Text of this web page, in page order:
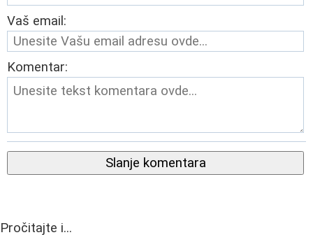
Vaš email:
Komentar:
Slanje komentara
Pročitajte i...